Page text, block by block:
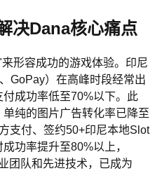
决Dana核心痛点
形容成功的游戏体验。印尼
GoPay）在高峰时段经常出
成功率低至70%以下。此
纯的图片广告转化率已降至
支付、签约50+印尼本地Slot
功率提升至80%以上，
团队和先进技术，已成为